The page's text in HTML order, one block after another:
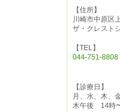
【住所】
川崎市中原区
ザ・クレスト
【TEL】
044-751-8808
【診療日】
月、水、木、
木午後 14時